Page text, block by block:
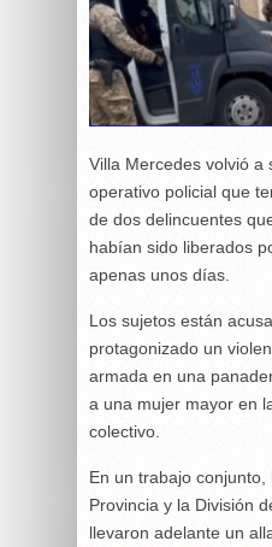
Villa Mercedes volvió a
operativo policial que
de dos delincuentes
habían sido liberados
apenas unos días.
Los sujetos están
protagonizado un
armada en una
a una mujer mayor en
colectivo.
En un trabajo conjunto,
Provincia y la División
llevaron adelante un